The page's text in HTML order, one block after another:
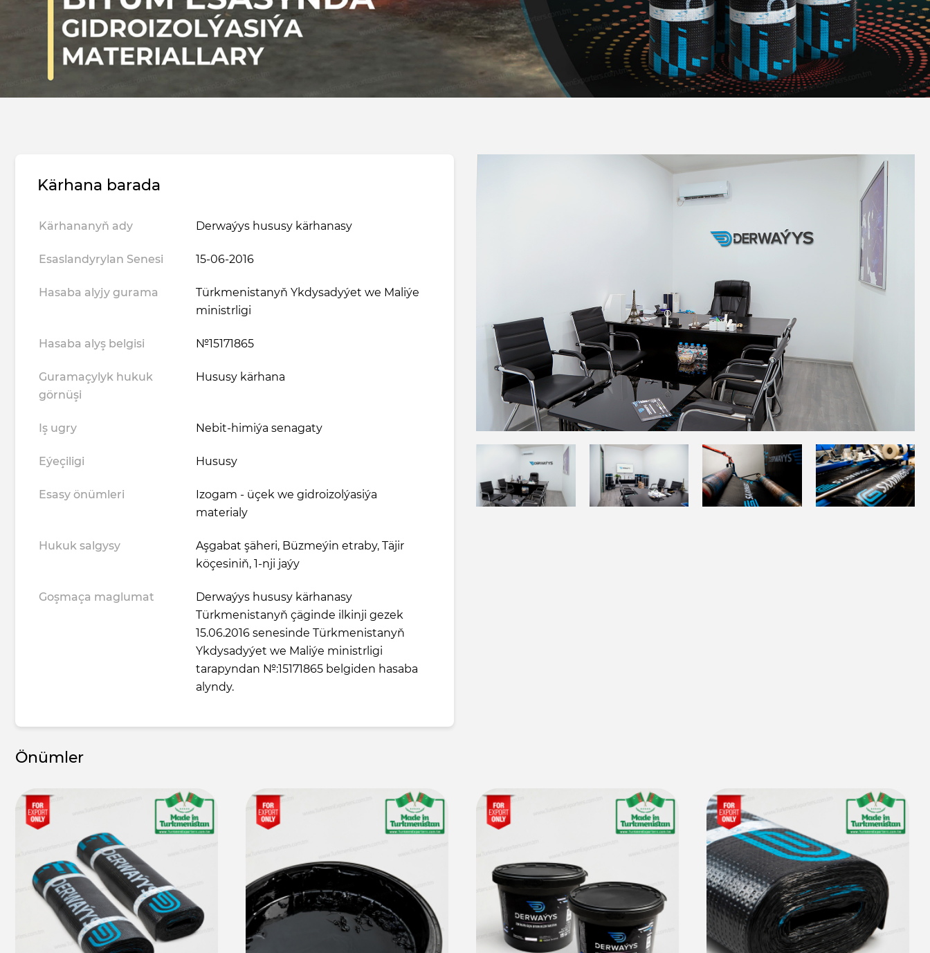
Kärhana barada
Kärhananyň ady Derwaýys hususy kärhanasy
Esaslandyrylan Senesi 15-06-2016
Hasaba alyjy gurama
Türkmenistanyň Ykdysadyýet we Maliýe
ministrligi
Hasaba alyş belgisi №15171865
Guramaçylyk hukuk
görnüşi
Hususy kärhana
Iş ugry Nebit-himiýa senagaty
Eýeçiligi Hususy
Esasy önümleri
Izogam - üçek we gidroizolýasiýa
materialy
Hukuk salgysy
Aşgabat şäheri, Büzmeýin etraby, Täjir
köçesiniň, 1-nji jaýy
Goşmaça maglumat
Derwaýys hususy kärhanasy
Türkmenistanyň çäginde ilkinji gezek
15.06.2016 senesinde Türkmenistanyň
Ykdysadyýet we Maliýe ministrligi
tarapyndan №:15171865 belgiden hasaba
alyndy.
Önümler